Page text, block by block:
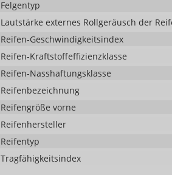
Felgentyp
Lautstärke externes Rollgeräusch der
Reifen-Geschwindigkeitsindex
Reifen-Kraftstoffeffizienzklasse
Reifen-Nasshaftungsklasse
Reifenbezeichnung
Reifengröße vorne
Reifenhersteller
Reifentyp
Tragfähigkeitsindex